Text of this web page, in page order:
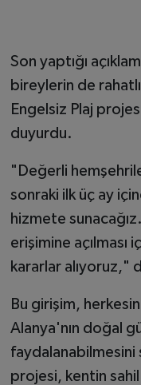
Son yaptığı
bireylerin de
Engelsiz Plaj
duyurdu.
"Değerli
sonraki ilk üç ay
hizmete
erişimine açılması
kararlar alıyoruz,"
Bu girişim,
Alanya'nın doğal
faydalanabilmesini
projesi, kentin